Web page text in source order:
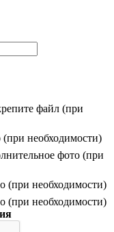
файл (при
необходимости)
фото (при
(при необходимости)
(при необходимости)